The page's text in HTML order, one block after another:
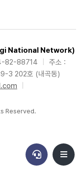
National Network)
82-88714
주소 :
3 202호 (내곡동)
Reserved.